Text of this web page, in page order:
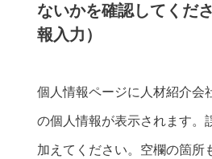
ないかを確認してくだ
報入力）
個人情報ページに人材紹介会
の個人情報が表示されます。
加えてください。空欄の箇所